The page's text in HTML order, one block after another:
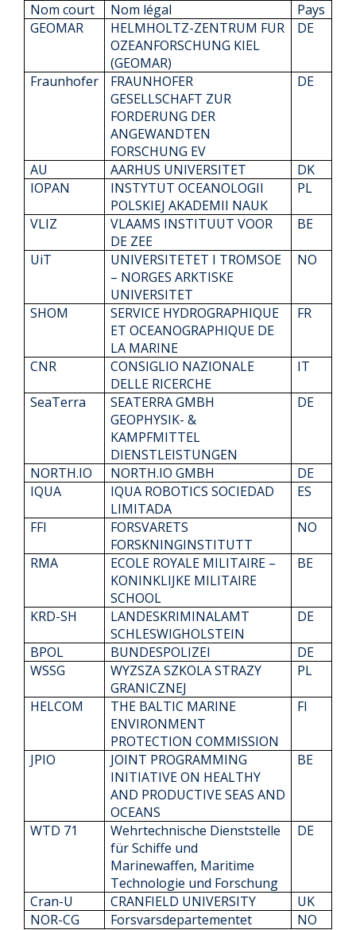
Nom court Nom légal
Pays
GEOMAR
HELMHOLTZ-ZENTRUM FUR
OZEANFORSCHUNG KIEL
(GEOMAR)
DE
Fraunhofer
FRAUNHOFER
GESELLSCHAFT ZUR
FORDERUNG DER
ANGEWANDTEN
FORSCHUNG EV
DE
AU AARHUS UNIVERSITET
DK
IOPAN
INSTYTUT OCEANOLOGII
POLSKIEJ AKADEMII NAUK
PL
VLIZ
VLAAMS INSTITUUT VOOR
DE ZEE
BE
UiT
UNIVERSITETET I TROMSOE
– NORGES ARKTISKE
UNIVERSITET
NO
SHOM
SERVICE HYDROGRAPHIQUE
ET OCEANOGRAPHIQUE DE
LA MARINE
FR
CNR
CONSIGLIO NAZIONALE
DELLE RICERCHE
IT
SeaTerra
SEATERRA GMBH
GEOPHYSIK- &
KAMPFMITTEL
DIENSTLEISTUNGEN
DE
NORTH.IO NORTH.IO GMBH
DE
IQUA
IQUA ROBOTICS SOCIEDAD
LIMITADA
ES
FFI
FORSVARETS
FORSKNINGINSTITUTT
NO
RMA
ECOLE ROYALE MILITAIRE –
KONINKLIJKE MILITAIRE
SCHOOL
BE
KRD-SH
LANDESKRIMINALAMT
SCHLESWIGHOLSTEIN
DE
BPOL BUNDESPOLIZEI
DE
WSSG
WYZSZA SZKOLA STRAZY
GRANICZNEJ
PL
HELCOM
THE BALTIC MARINE
ENVIRONMENT
PROTECTION COMMISSION
FI
JPIO
JOINT PROGRAMMING
INITIATIVE ON HEALTHY
AND PRODUCTIVE SEAS AND
OCEANS
BE
WTD 71
Wehrtechnische Dienststelle
für Schiffe und
Marinewaffen, Maritime
Technologie und Forschung
DE
Cran-U CRANFIELD UNIVERSITY
UK
NOR-CG
Forsvarsdepartementet NO